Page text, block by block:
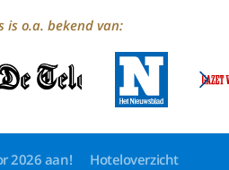
is o.a. bekend van:
2026 aan!
Hoteloverzicht